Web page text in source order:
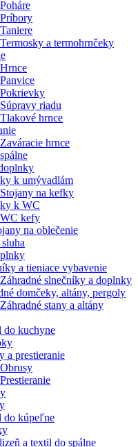
Poháre
Príbory
Taniere
Termosky a termohrnčeky
Hrnce
Panvice
Pokrievky
Súpravy riadu
Tlakové hrnce
Zaváracie hrnce
k umývadlám
Stojany na kefky
k WC
WC kefy
na oblečenie
a tieniace vybavenie
Záhradné slnečníky a doplnky
domčeky, altány, pergoly
Záhradné stany a altány
kuchyne
a prestieranie
Obrusy
Prestieranie
do kúpeľne
a textil do spálne